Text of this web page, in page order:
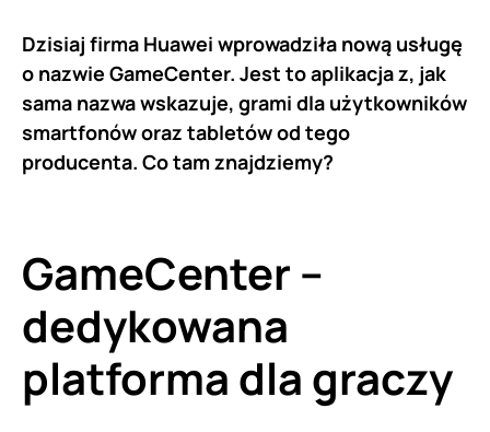
Dzisiaj firma Huawei wprowadziła nową usługę
o nazwie GameCenter. Jest to aplikacja z, jak
sama nazwa wskazuje, grami dla użytkowników
smartfonów oraz tabletów od tego
producenta. Co tam znajdziemy?
GameCenter –
dedykowana
platforma dla graczy